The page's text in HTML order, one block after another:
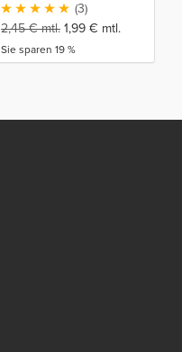
(3)
2,45€mtl. 1,99 € mtl.
Sie sparen 19 %